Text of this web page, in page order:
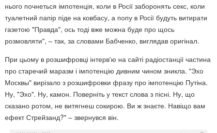
нього почнеться імпотенція, коли в Росії заборонять секс, коли
туалетний папір піде на ковбасу, а попу в Росії будуть витирати
газетою "Правда", ось тоді вже можна буде про щось
розмовляти", – так, за словами Бабченко, виглядав оригінал.
При цьому в розшифровці інтерв'ю на сайті радіостанції частина
про старечий маразм і імпотенцію дивним чином зникла. "Эхо
Москвы" вирізало з розшифровки фразу про імпотенцію Путіна.
Ну, "Эхо". Ну, камон. Поверніть у текст слова з пісні. Ну, що
сказано ротом, не витягнеш сокирою. Ви ж знаєте. Навіщо вам
ефект Стрейзанд?" – звернувся він.